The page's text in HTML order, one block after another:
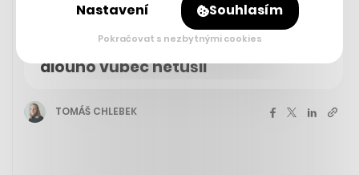
Písničkář Rodriguez byl oblíbený
jako Bob Dylan, o své slávě ale
dlouho vůbec netušil
TOMÁŠ CHLEBEK
Nastavení Souhlasím
Pokračovat s nezbytnými cookies